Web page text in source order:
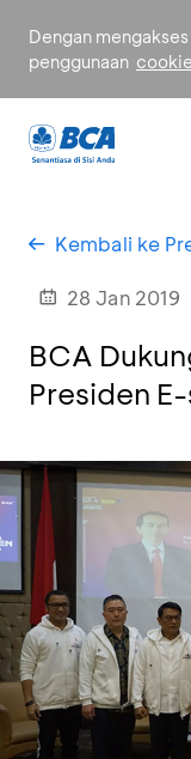
Dengan
penggunaan
Kembali ke
28 Jan 2019
BCA
Presiden